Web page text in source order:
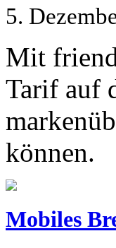
5.
Mit
Tarif auf
können.
Mobiles